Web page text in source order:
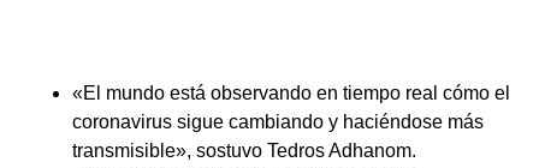
«El mundo está observando en tiempo real cómo el
coronavirus sigue cambiando y haciéndose más
transmisible», sostuvo Tedros Adhanom.